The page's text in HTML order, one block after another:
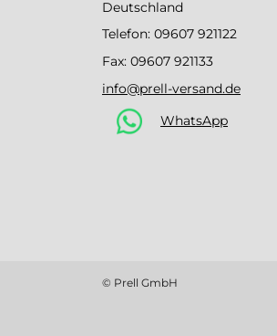
Deutschland
Telefon: 09607 921122
Fax: 09607 921133
info@prell-versand.de
WhatsApp
© Prell GmbH